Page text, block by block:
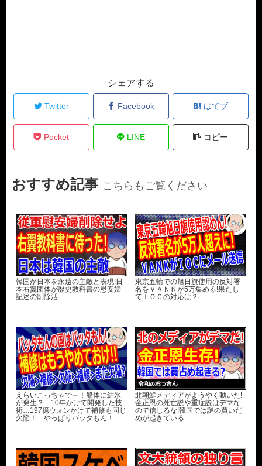
シェアする
Twitter Facebook はてブ
Pocket LINE コピー
おすすめ記事 こちらもご覧ください
韓国が日本を永遠の主敵と表現!日
本右翼団体が歴史教科書の慰安婦
記述の削除活
東京五輪での旭日旗使用の反対署
名をＶＡＮＫが5万集める!果たし
てＩＯＣの対応は？
えらいこっちゃで～！船体に結氷
が発生？ 10年かけて開発した技
術…197億ウォンかけて補修も同じ
欠陥！ やっぱりバッタもん！
北朝鮮メディアがようやく動いた!
金正恩の死亡説や重症説はデマな
ので信じるな!韓国では謎の買いだ
めが起きている